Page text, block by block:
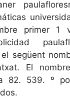
primer 1
següent
El
82. 539. º